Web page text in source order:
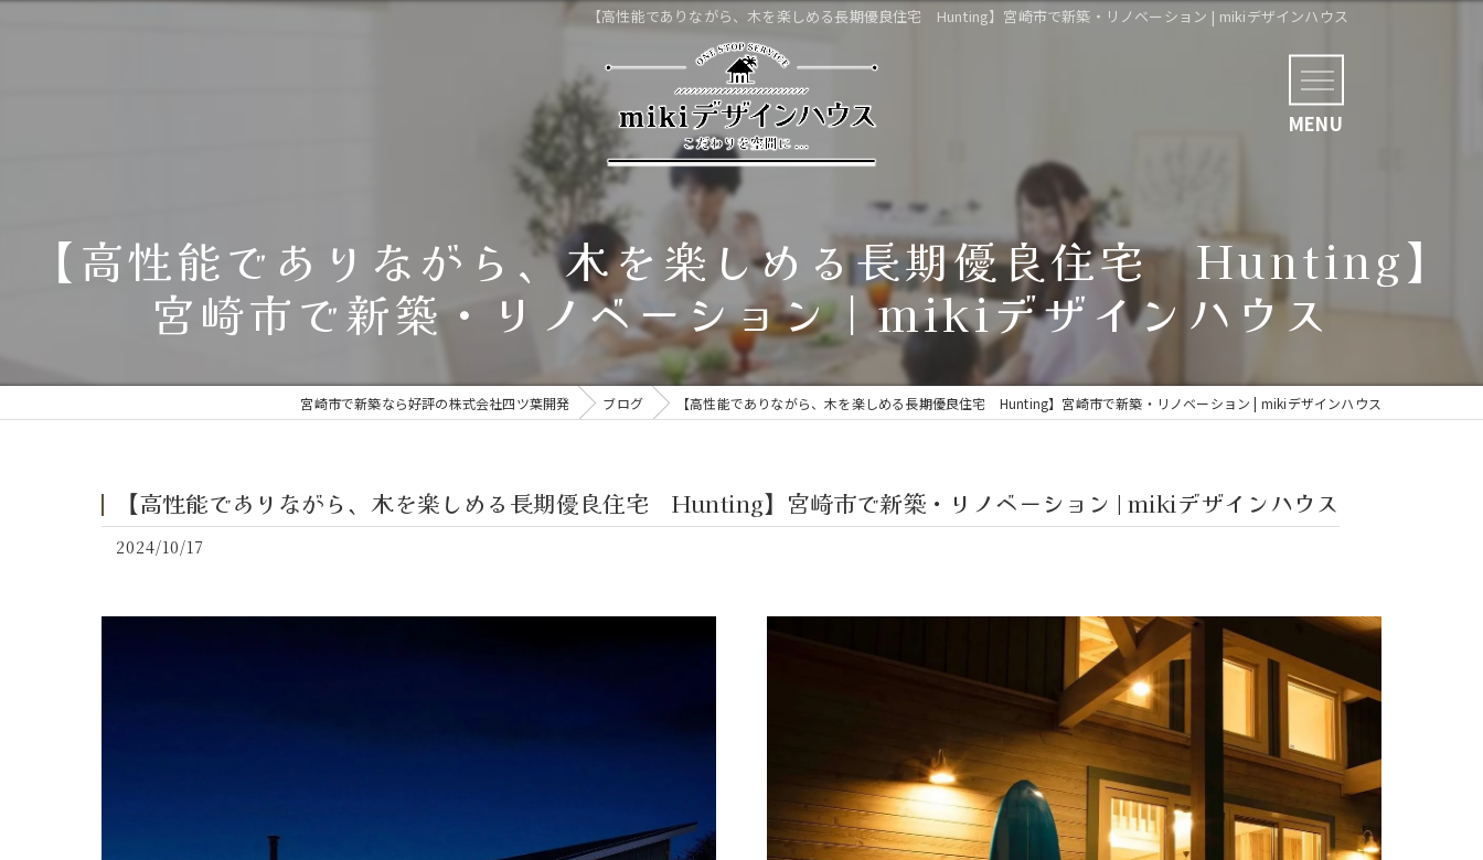
【高性能でありながら、木を楽しめる長期優良住宅 Hunting】宮崎市で新築・リノベーション | mikiデザインハウス
【高性能でありながら、木を楽しめる長期優良住宅 Hunting】
宮崎市で新築・リノベーション | mikiデザインハウス
宮崎市で新築なら好評の株式会社四ツ葉開発 ブログ 【高性能でありながら、木を楽しめる長期優良住宅 Hunting】宮崎市で新築・リノベーション | mikiデザインハウス
【高性能でありながら、木を楽しめる長期優良住宅 Hunting】宮崎市で新築・リノベーション | mikiデザインハウス
2024/10/17